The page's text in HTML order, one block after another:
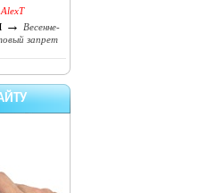
AlexT
→
Весенне-
запрет